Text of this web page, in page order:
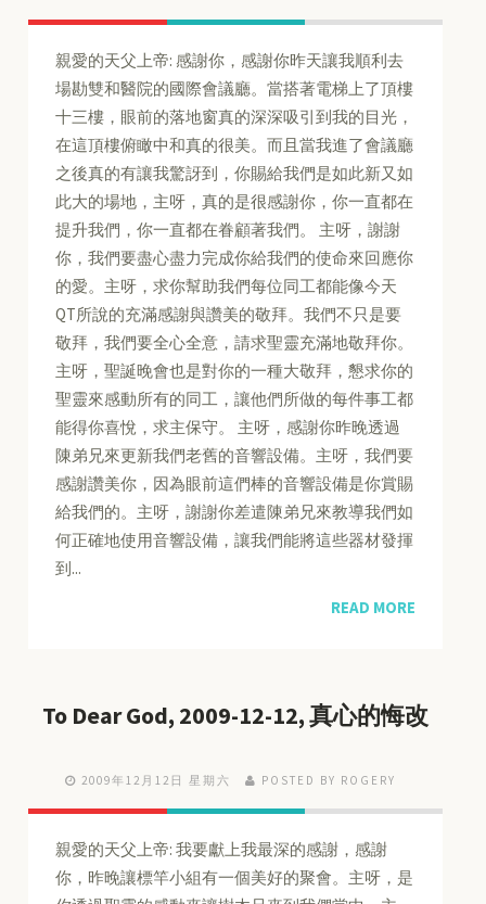
親愛的天父上帝: 感謝你，感謝你昨天讓我順利去
場勘雙和醫院的國際會議廳。當搭著電梯上了頂樓
十三樓，眼前的落地窗真的深深吸引到我的目光，
在這頂樓俯瞰中和真的很美。而且當我進了會議廳
之後真的有讓我驚訝到，你賜給我們是如此新又如
此大的場地，主呀，真的是很感謝你，你一直都在
提升我們，你一直都在眷顧著我們。 主呀，謝謝
你，我們要盡心盡力完成你給我們的使命來回應你
的愛。主呀，求你幫助我們每位同工都能像今天
QT所說的充滿感謝與讚美的敬拜。我們不只是要
敬拜，我們要全心全意，請求聖靈充滿地敬拜你。
主呀，聖誕晚會也是對你的一種大敬拜，懇求你的
聖靈來感動所有的同工，讓他們所做的每件事工都
能得你喜悅，求主保守。 主呀，感謝你昨晚透過
陳弟兄來更新我們老舊的音響設備。主呀，我們要
感謝讚美你，因為眼前這們棒的音響設備是你賞賜
給我們的。主呀，謝謝你差遣陳弟兄來教導我們如
何正確地使用音響設備，讓我們能將這些器材發揮
到...
READ MORE
To Dear God, 2009-12-12, 真心的悔改
2009年12月12日 星期六 POSTED BY ROGERY
親愛的天父上帝: 我要獻上我最深的感謝，感謝
你，昨晚讓標竿小組有一個美好的聚會。主呀，是